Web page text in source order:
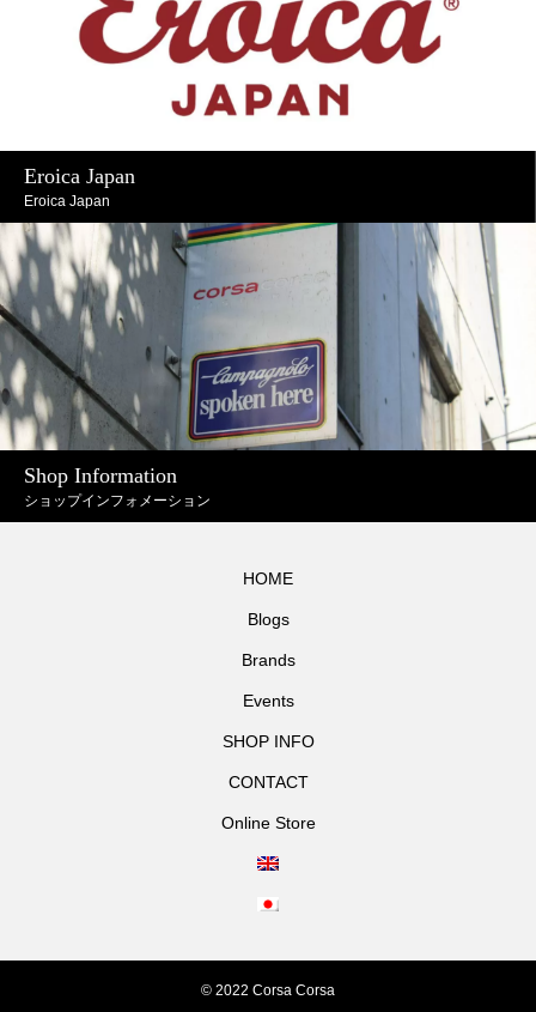
Eroica Japan
Eroica Japan
Shop Information
ショップインフォメーション
HOME
Blogs
Brands
Events
SHOP INFO
CONTACT
Online Store
© 2022 Corsa Corsa